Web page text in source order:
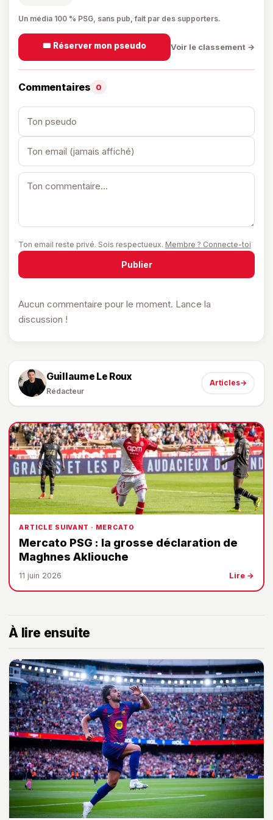
Un média 100 % PSG, sans pub, fait par des supporters.
🎟️ Réserver mon pseudo Voir le classement →
Commentaires 0
Ton email reste privé. Sois respectueux. Membre ? Connecte-toi
Publier
Aucun commentaire pour le moment. Lance la
discussion !
Guillaume Le Roux
Rédacteur
Articles→
ARTICLE SUIVANT · MERCATO
Mercato PSG : la grosse déclaration de
Maghnes Akliouche
11 juin 2026 Lire →
À lire ensuite